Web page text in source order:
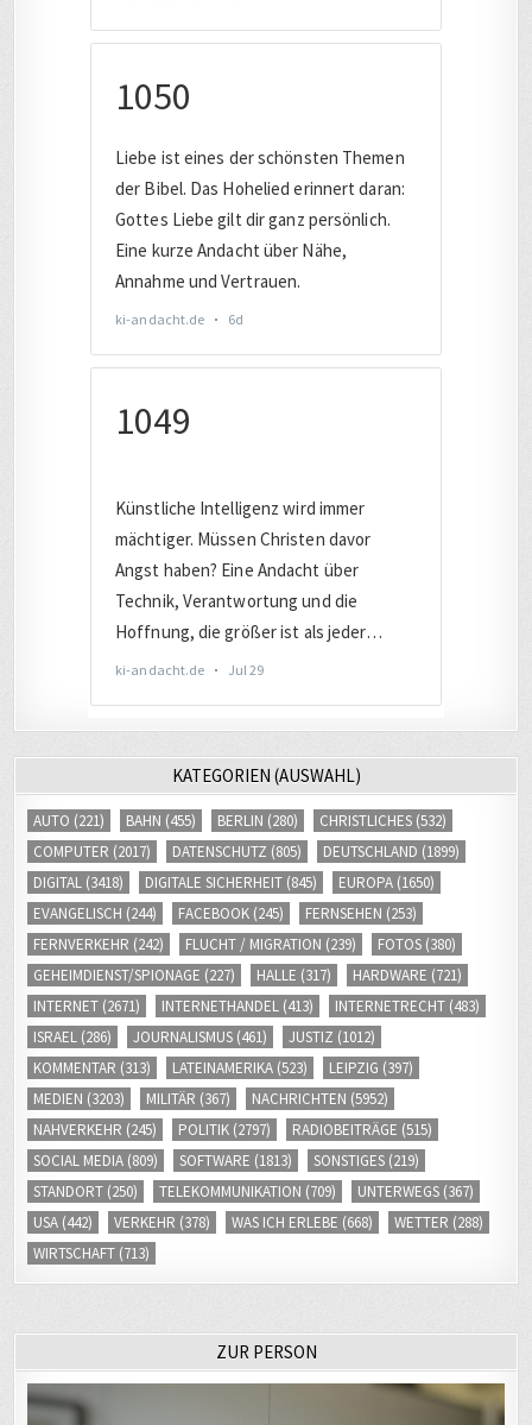
AUTO(221) BAHN(455) BERLIN(280) CHRISTLICHES(532)
COMPUTER
(2017) DATENSCHUTZ (805) DEUTSCHLAND(1899)
DIGITAL (3418) DIGITALE SICHERHEIT(845) EUROPA(1650)
EVANGELISCH (244) FACEBOOK(245) FERNSEHEN(253)
FERNVERKEHR(242) FLUCHT / MIGRATION(239) FOTOS
GEHEIMDIENST/SPIONAGE(227) HALLE (317) HARDWARE(721)
INTERNET(2671) INTERNETHANDEL(413) INTERNETRECHT(483)
ISRAEL(286) JOURNALISMUS(461) JUSTIZ
(1012)
KOMMENTAR
(313) LATEINAMERIKA (523) LEIPZIG
MEDIEN(3203) MILITÄR(367) NACHRICHTEN(5952)
NAHVERKEHR(245) POLITIK (2797) RADIOBEITRÄGE
SOCIAL MEDIA (809) SOFTWARE(1813) SONSTIGES(219)
STANDORT(250) TELEKOMMUNIKATION (709) UNTERWEGS
USA(442) VERKEHR(378) WAS ICH ERLEBE (668) WETTER(288)
WIRTSCHAFT(713)